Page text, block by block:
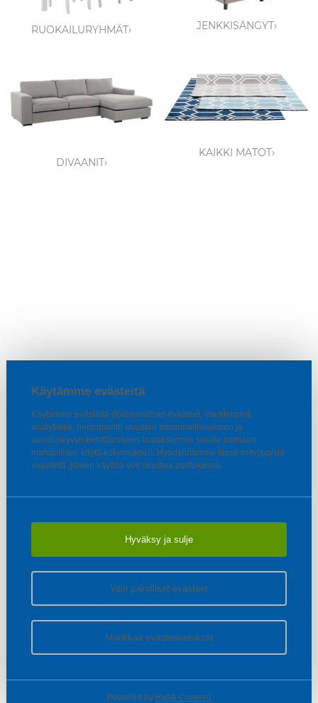
Käytämme evästeitä
Käytämme evästeitä (toiminnalliset evästeet, markkinointi,
analytiikka, personointi) sivuston toiminnallisuuksien ja
suorituskyvyn kehittämiseen taataksemme sinulle parhaan
mahdollisen käyttökokemuksen. Hyödynnämme tässä erityyppisiä
evästeitä, joiden käyttöä voit muuttaa asetuksissa.
Hyväksy ja sulje
Vain pakolliset evästeet
Muokkaa evästeasetuksia
Powered by Rehti Consent
RUOKAILURYHMÄT› JENKKISÄNGYT›
DIVAANIT›
KAIKKI MATOT›